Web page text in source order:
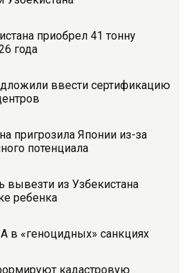
приобрел 41 тонну
года
ввести сертификацию
пригрозила Японии из-за
потенциала
из Узбекистана
ребенка
в «геноцидных» санкциях
кадастровую